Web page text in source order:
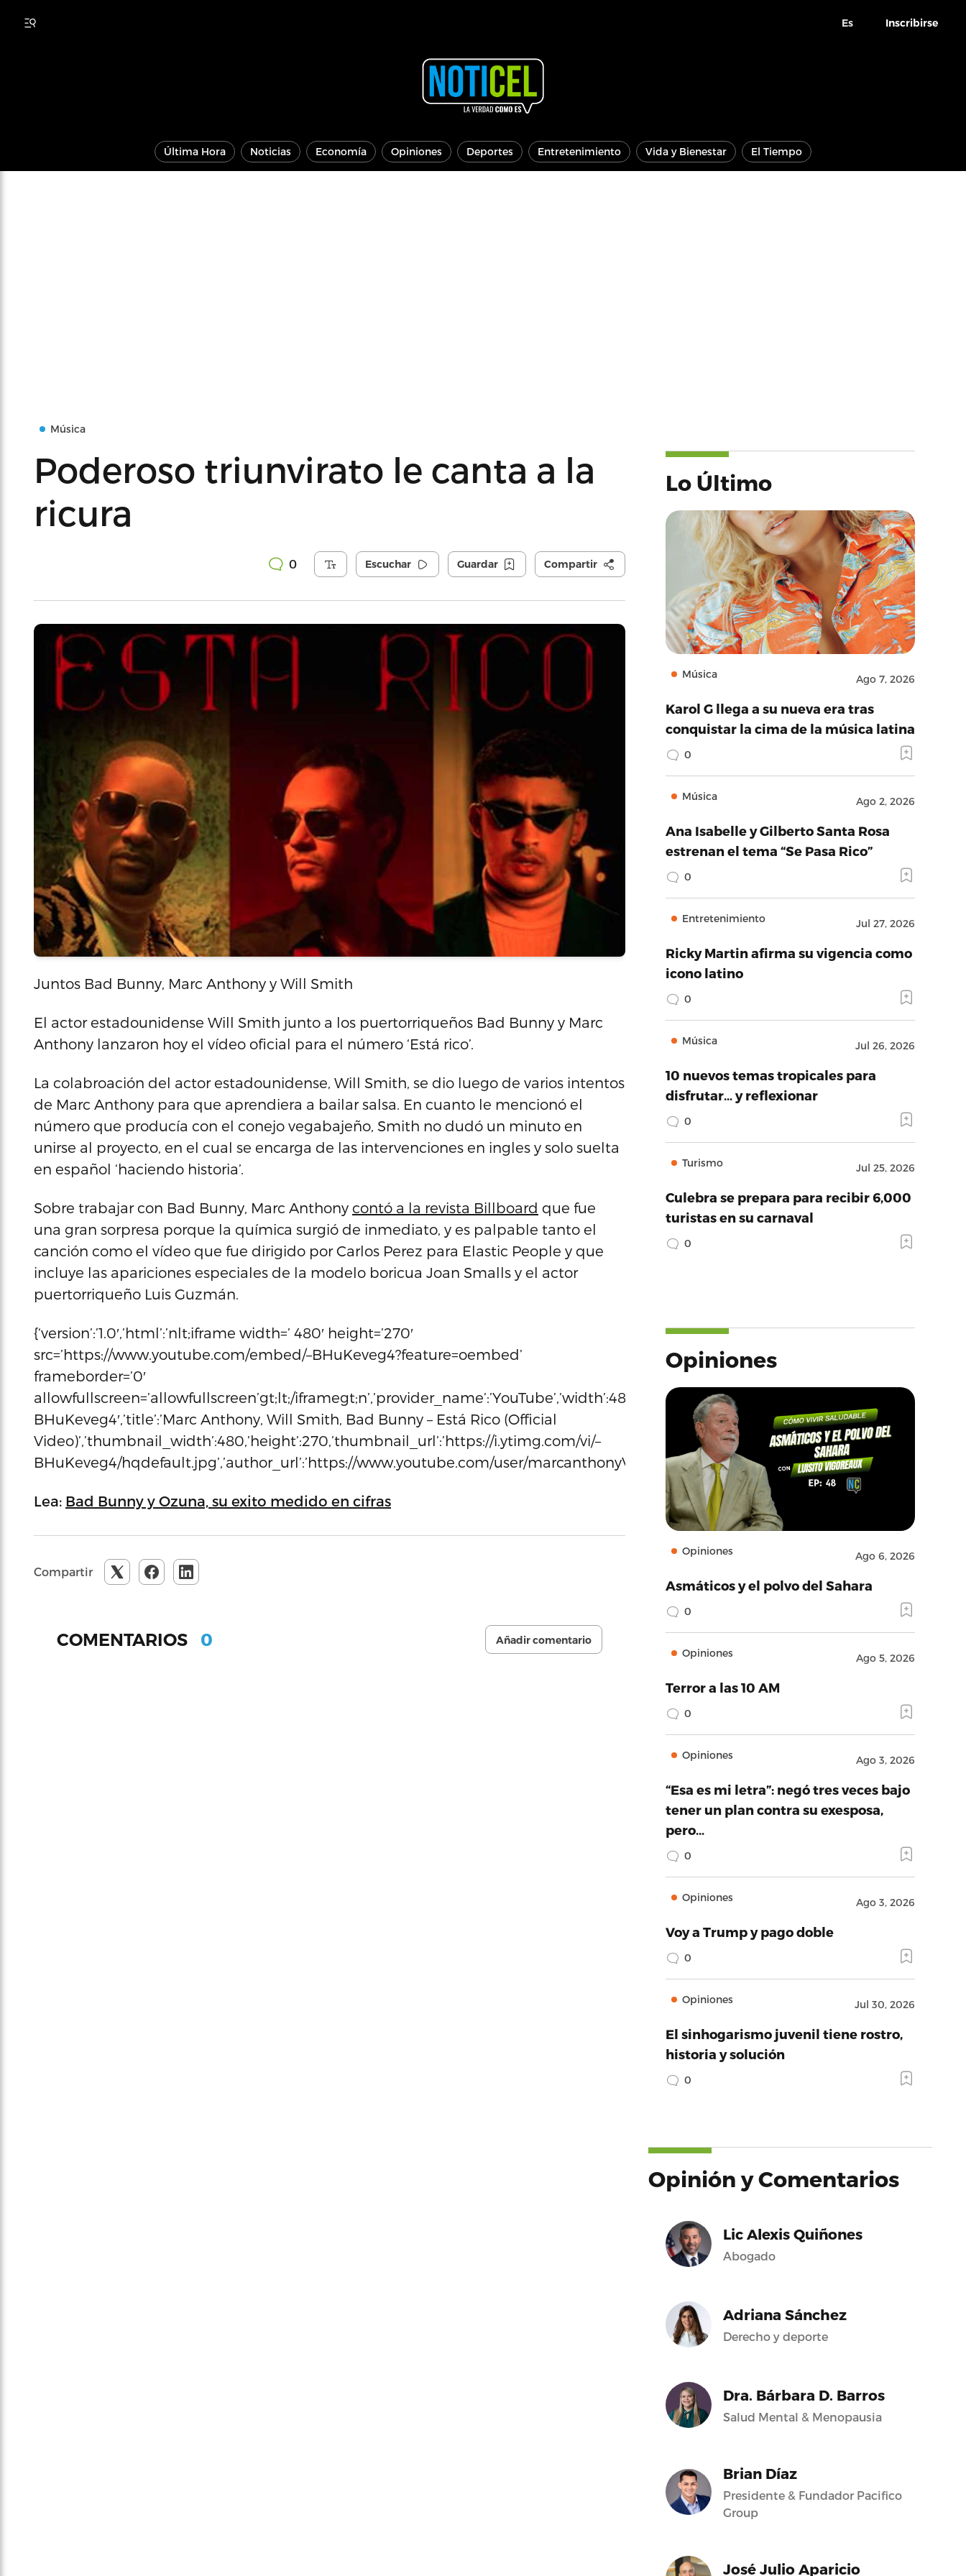
Es Inscribirse
Última Hora Noticias Economía Opiniones Deportes Entretenimiento Vida y Bienestar El Tiempo
Música
Poderoso triunvirato le canta a la
ricura
0 Escuchar Guardar Compartir
Juntos Bad Bunny, Marc Anthony y Will Smith
El actor estadounidense Will Smith junto a los puertorriqueños Bad Bunny y Marc
Anthony lanzaron hoy el vídeo oficial para el número ‘Está rico’.
La colabroación del actor estadounidense, Will Smith, se dio luego de varios intentos
de Marc Anthony para que aprendiera a bailar salsa. En cuanto le mencionó el
número que producía con el conejo vegabajeño, Smith no dudó un minuto en
unirse al proyecto, en el cual se encarga de las intervenciones en ingles y solo suelta
en español ‘haciendo historia’.
Sobre trabajar con Bad Bunny, Marc Anthony contó a la revista Billboard que fue
una gran sorpresa porque la química surgió de inmediato, y es palpable tanto el
canción como el vídeo que fue dirigido por Carlos Perez para Elastic People y que
incluye las apariciones especiales de la modelo boricua Joan Smalls y el actor
puertorriqueño Luis Guzmán.
{‘version’:’1.0′,’html’:’nlt;iframe width=’ 480′ height=’270′
src=’https://www.youtube.com/embed/–BHuKeveg4?feature=oembed’
frameborder=’0′
allowfullscreen=’allowfullscreen’gt;lt;/
BHuKeveg4′,’title’:’Marc Anthony, Will Smith, Bad Bunny – Está Rico (Official
Video)’,’thumbnail_width’:480,’height’:270,’thumbnail_url’:’https://i.ytimg.com/vi/–
BHuKeveg4/hqdefault.jpg’,’author_url’:’https://www.youtube.com/user/marcanthonyVEVO’,’type’:’video’,’provider_url’:’https://
Lea: Bad Bunny y Ozuna, su exito medido en cifras
Compartir
COMENTARIOS 0 Añadir comentario
Lo Último
Música Ago 7, 2026
Karol G llega a su nueva era tras
conquistar la cima de la música latina
0
Música Ago 2, 2026
Ana Isabelle y Gilberto Santa Rosa
estrenan el tema “Se Pasa Rico”
0
Entretenimiento Jul 27, 2026
Ricky Martin afirma su vigencia como
icono latino
0
Música Jul 26, 2026
10 nuevos temas tropicales para
disfrutar… y reflexionar
0
Turismo Jul 25, 2026
Culebra se prepara para recibir 6,000
turistas en su carnaval
0
Opiniones
Opiniones Ago 6, 2026
Asmáticos y el polvo del Sahara
0
Opiniones Ago 5, 2026
Terror a las 10 AM
0
Opiniones Ago 3, 2026
“Esa es mi letra”: negó tres veces bajo
tener un plan contra su exesposa,
pero…
0
Opiniones Ago 3, 2026
Voy a Trump y pago doble
0
Opiniones Jul 30, 2026
El sinhogarismo juvenil tiene rostro,
historia y solución
0
Opinión y Comentarios
Lic Alexis Quiñones
Abogado
Adriana Sánchez
Derecho y deporte
Dra. Bárbara D. Barros
Salud Mental & Menopausia
Brian Díaz
Presidente & Fundador Pacifico
Group
José Julio Aparicio